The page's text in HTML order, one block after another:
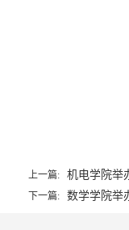
上一篇: 机电学院举
下一篇: 数学学院举